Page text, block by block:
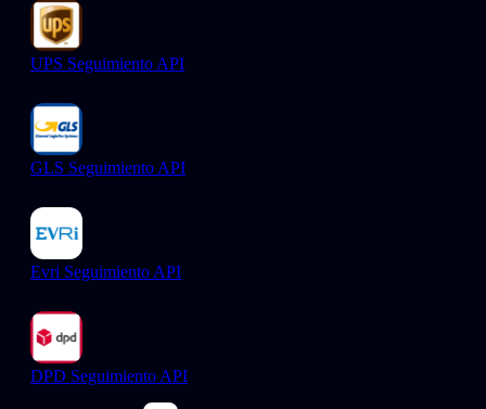
UPS Seguimiento API
GLS Seguimiento API
Evri Seguimiento API
DPD Seguimiento API